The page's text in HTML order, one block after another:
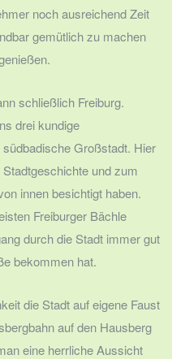
noch ausreichend Zeit
gemütlich zu machen
schließlich Freiburg.
drei kundige
Großstadt. Hier
und zum
innen besichtigt haben.
Freiburger Bächle
durch die Stadt immer gut
bekommen hat.
die Stadt auf eigene Faust
auf den Hausberg
eine herrliche Aussicht